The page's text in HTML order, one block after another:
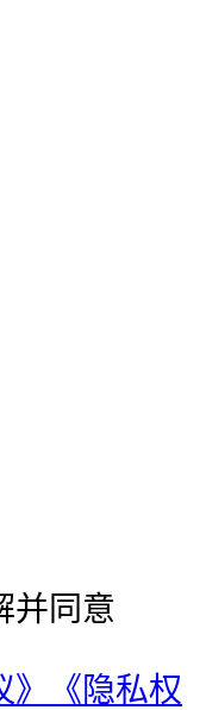
并同意
《隐私权